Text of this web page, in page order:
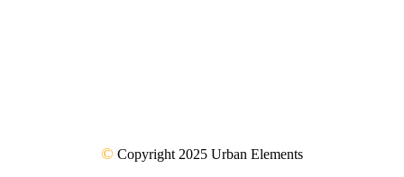
© Copyright 2025 Urban Elements